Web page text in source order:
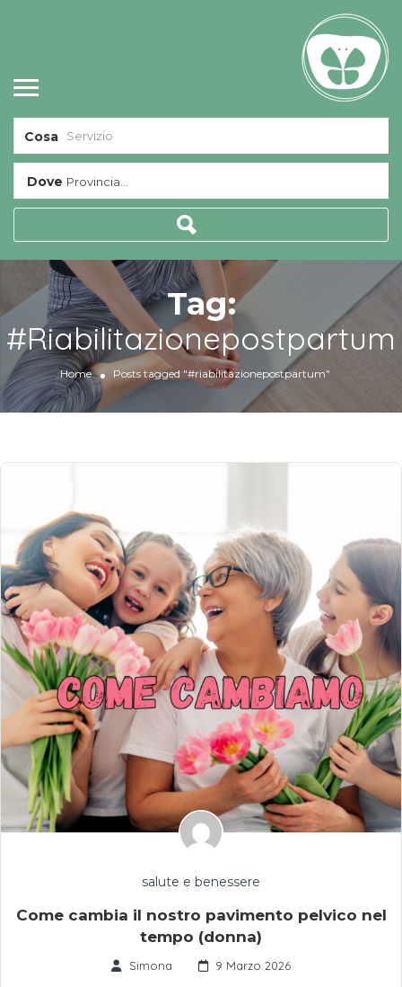
Cosa
Dove Provincia...
Tag:
#riabilitazionepostpartum
Home Posts tagged "#riabilitazionepostpartum"
salute e benessere
Come cambia il nostro pavimento pelvico nel
tempo (donna)
Simona 9 Marzo 2026